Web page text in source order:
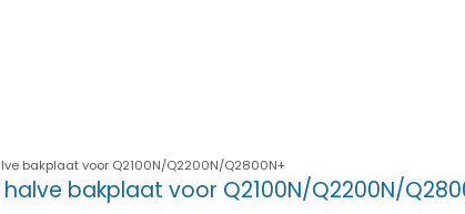
bakplaat voor Q2100N/Q2200N/Q2800N+
bakplaat voor Q2100N/Q2200N/